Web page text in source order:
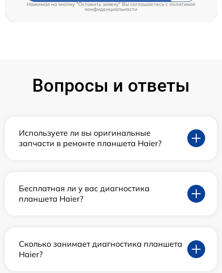
Нажимая на кнопку "Оставить заявку" Вы соглашаетесь cполитикой
конфиденциальности
Вопросы и ответы
Используете ли вы оригинальные
запчасти в ремонте планшета Haier?
Бесплатная ли у вас диагностика
планшета Haier?
Сколько занимает диагностика планшета
Haier?